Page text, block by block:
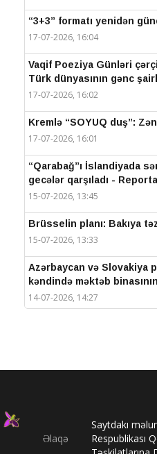
“3+3” formatı yenidən
17-07-2026, 16:04
Vaqif Poeziya Günləri
Türk dünyasının gənc
17-07-2026, 16:02
Kremlə “SOYUQ duş”:
17-07-2026, 16:01
“Qarabağ”ı İslandiyada
gecələr qarşıladı -
15-07-2026, 13:45
Brüsselin planı: Bakıya
15-07-2026, 13:33
Azərbaycan və Slovakiya
kəndində məktəb
14-07-2026, 14:27
Prezidentlər Şuşada
Elməddin Behbud: “IV
beynəlxalq media
Əlaqə
Saytdakı
Respublikası